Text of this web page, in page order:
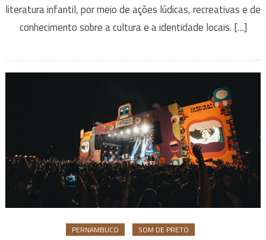
literatura infantil, por meio de ações lúdicas, recreativas e de
conhecimento sobre a cultura e a identidade locais. […]
PERNAMBUCO SOM DE PRETO